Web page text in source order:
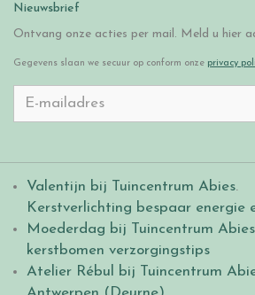
Nieuwsbrief
Ontvang onze acties per mail. Meld u hier
Gegevens slaan we secuur op conform onze privacy
Valentijn bij Tuincentrum Abies
Kerstverlichting bespaar energie
Moederdag bij Tuincentrum Abies
kerstbomen verzorgingstips
Atelier Rébul bij Tuincentrum